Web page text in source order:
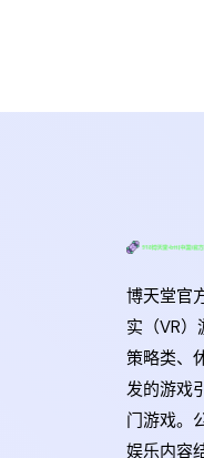
博天堂官
实（VR）
策略类、
发的游戏
门游戏。
娱乐内容